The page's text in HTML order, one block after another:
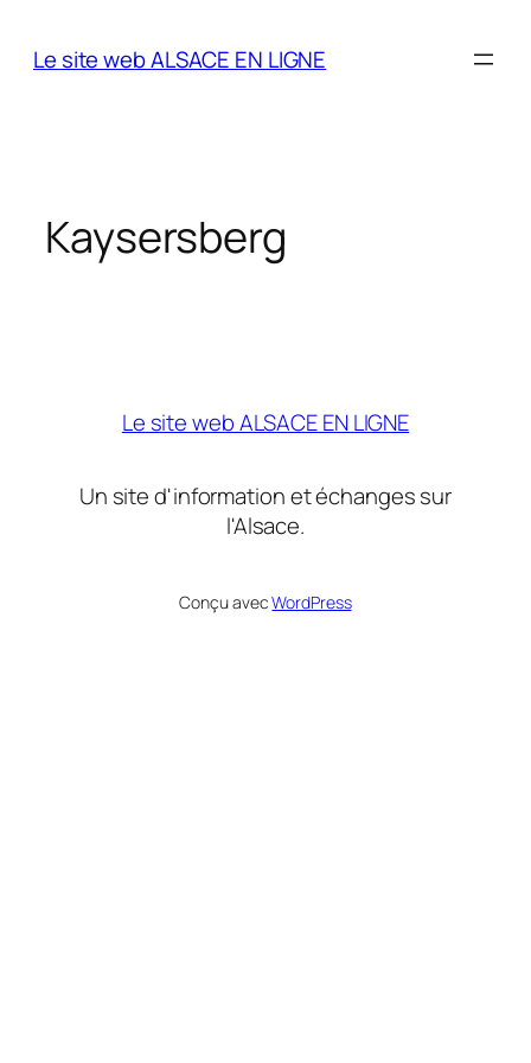
Le site web ALSACE EN LIGNE
Kaysersberg
Le site web ALSACE EN LIGNE
Un site d'information et échanges sur
l'Alsace.
Conçu avecWordPress